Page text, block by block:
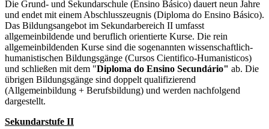
Die Grund- und Sekundarschule (Ensino Básico) dauert neun Jahre
und endet mit einem Abschlusszeugnis (Diploma do Ensino Básico).
Das Bildungsangebot im Sekundarbereich II umfasst
allgemeinbildende und beruflich orientierte Kurse. Die rein
allgemeinbildenden Kurse sind die sogenannten wissenschaftlich-
humanistischen Bildungsgänge (Cursos Cientifico-Humanisticos)
und schließen mit dem "Diploma do Ensino Secundário" ab. Die
übrigen Bildungsgänge sind doppelt qualifizierend
(Allgemeinbildung + Berufsbildung) und werden nachfolgend
dargestellt.
Sekundarstufe II